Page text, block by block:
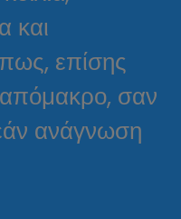
και
επίσης
σαν
ανάγνωση